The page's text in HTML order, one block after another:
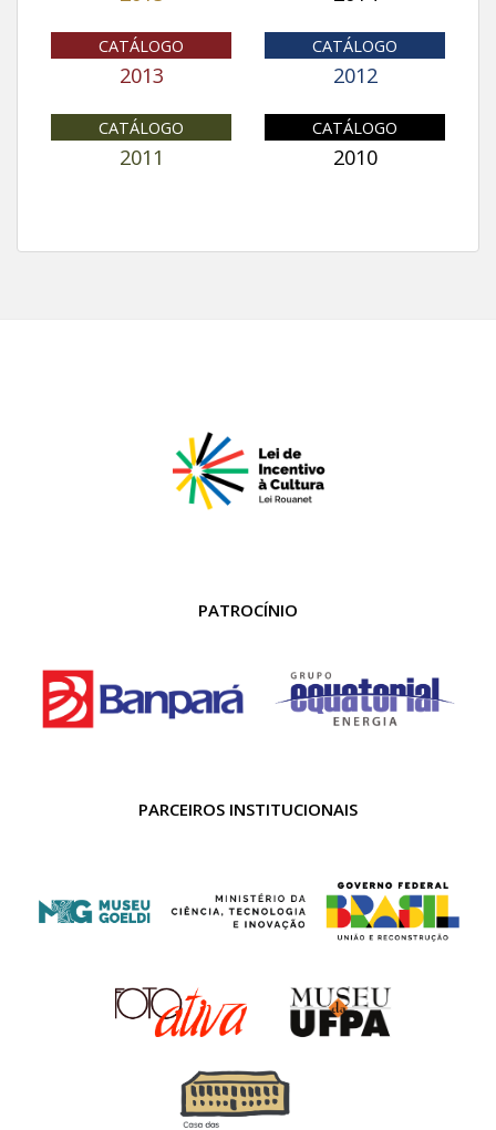
CATÁLOGO
2013
CATÁLOGO
2012
CATÁLOGO
2011
CATÁLOGO
2010
PATROCÍNIO
PARCEIROS INSTITUCIONAIS